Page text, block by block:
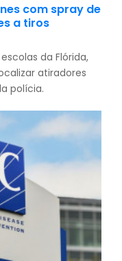
com spray de
a tiros
da Flórida,
atiradores
polícia.